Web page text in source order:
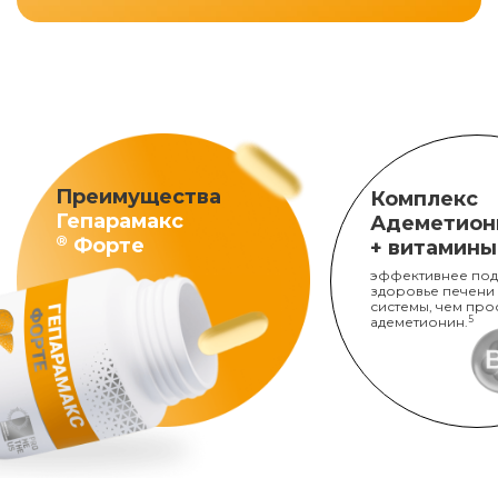
Преимущества
Гепарамакс
® Форте
Комплекс
+
эффективнее
здоровье печени
системы, чем
адеметионин. 5